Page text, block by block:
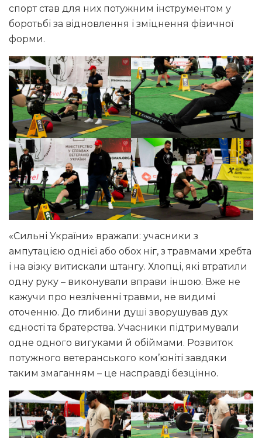
спорт став для них потужним інструментом у
боротьбі за відновлення і зміцнення фізичної
форми.
«Сильні України» вражали: учасники з
ампутацією однієї або обох ніг, з травмами хребта
і на візку витискали штангу. Хлопці, які втратили
одну руку – виконували вправи іншою. Вже не
кажучи про незліченні травми, не видимі
оточенню. До глибини душі зворушував дух
єдності та братерства. Учасники підтримували
одне одного вигуками й обіймами. Розвиток
потужного ветеранського ком’юніті завдяки
таким змаганням – це насправді безцінно.